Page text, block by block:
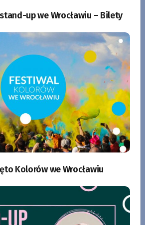
up we Wrocławiu – Bilety
Kolorów we Wrocławiu